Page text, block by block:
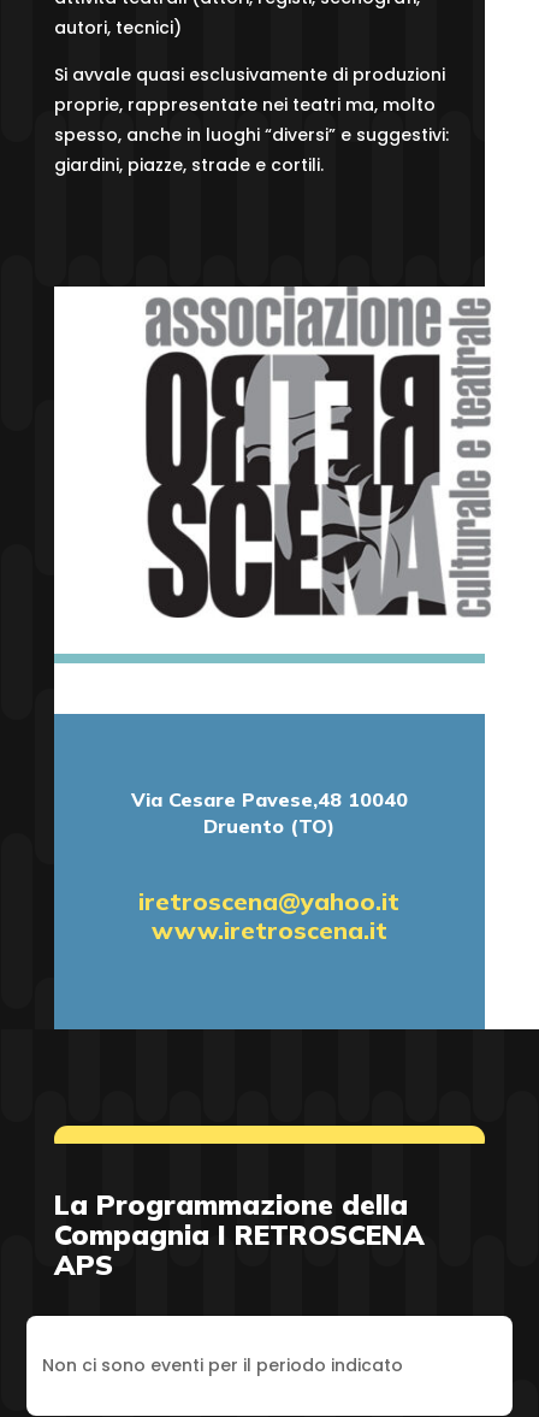
autori, tecnici)
Si avvale quasi esclusivamente di produzioni
proprie, rappresentate nei teatri ma, molto
spesso, anche in luoghi “diversi” e suggestivi:
giardini, piazze, strade e cortili.
Via Cesare Pavese,48 10040
Druento (TO)
iretroscena@yahoo.it
www.iretroscena.it
La Programmazione della
Compagnia I RETROSCENA
APS
Non ci sono eventi per il periodo indicato